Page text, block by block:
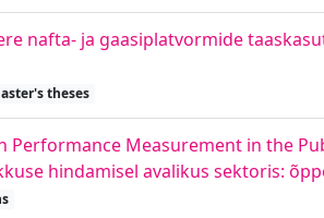
nafta- ja gaasiplatvormide
theses
Measurement in the
hindamisel avalikus sektoris: